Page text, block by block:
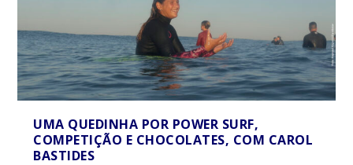
UMA QUEDINHA POR POWER SURF,
COMPETIÇÃO E CHOCOLATES, COM CAROL
BASTIDES